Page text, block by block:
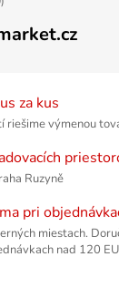
za kus
riešime výmenou
Ruzyně
pri
miestach.
nad 120